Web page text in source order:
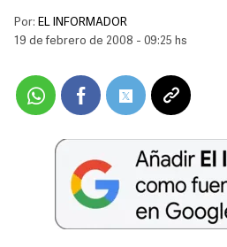
Por: EL INFORMADOR
19 de febrero de 2008 - 09:25 hs